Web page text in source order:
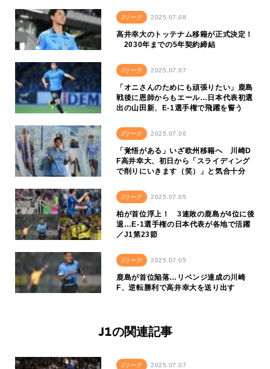
Jリーグ 2025.07.08
高井幸大のトッテナム移籍が正式決定！
2030年までの5年契約締結
Jリーグ 2025.07.07
「オニさんのためにも頑張りたい」鹿島
戦後に恩師からもエール…日本代表初選
出の山田新、E-1選手権で飛躍を誓う
Jリーグ 2025.07.06
「覚悟がある」いざ欧州移籍へ 川崎D
F高井幸大、初日から「スライディング
で削りにいきます（笑）」と気合十分
Jリーグ 2025.07.05
柏が首位浮上！ 3連敗の鹿島が4位に後
退…E-1選手権の日本代表が各地で活躍
／J1第23節
Jリーグ 2025.07.05
鹿島が首位陥落…リベンジ達成の川崎
F、逆転勝利で高井幸大を送り出す
J1の関連記事
Jリーグ 2025.07.07